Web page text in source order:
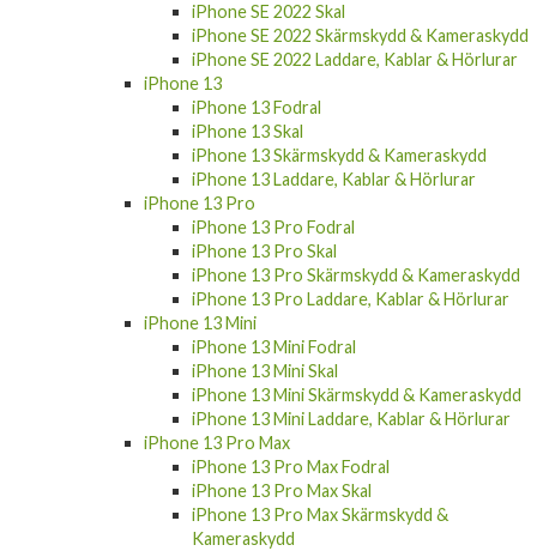
iPhone SE 2022 Skal
iPhone SE 2022 Skärmskydd & Kameraskydd
iPhone SE 2022 Laddare, Kablar & Hörlurar
iPhone 13
iPhone 13 Fodral
iPhone 13 Skal
iPhone 13 Skärmskydd & Kameraskydd
iPhone 13 Laddare, Kablar & Hörlurar
iPhone 13 Pro
iPhone 13 Pro Fodral
iPhone 13 Pro Skal
iPhone 13 Pro Skärmskydd & Kameraskydd
iPhone 13 Pro Laddare, Kablar & Hörlurar
iPhone 13 Mini
iPhone 13 Mini Fodral
iPhone 13 Mini Skal
iPhone 13 Mini Skärmskydd & Kameraskydd
iPhone 13 Mini Laddare, Kablar & Hörlurar
iPhone 13 Pro Max
iPhone 13 Pro Max Fodral
iPhone 13 Pro Max Skal
iPhone 13 Pro Max Skärmskydd &
Kameraskydd